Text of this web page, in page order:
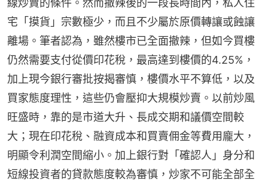
線炒賣的條件。然而撤辣後的一段長時間內，私人住
宅「摸貨」宗數極少，而且不少屬於原價轉讓或蝕讓
離場。筆者認為，雖然樓市已全面撤辣，但如今買樓
仍然需要支付從價印花稅，最高達到樓價的4.25%，
加上現今銀行審批按揭審慎，樓價水平不算低，以及
買家態度理性，這些仍會壓抑大規模炒賣。以前炒風
旺盛時，靠的是市道大升、長成交期和議價空間較
大；現在印花稅、融資成本和買賣佣金等費用龐大，
明顯令利潤空間縮小。加上銀行對「確認人」身分和
短線投資者的貸款態度較為審慎，炒家不可能全部全